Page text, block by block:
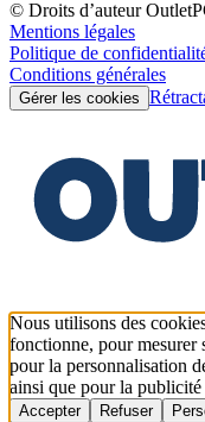
© Droits d’auteur
Mentions légales
Politique de
Conditions générales
Gérer les cookies
Nous utilisons des
fonctionne, pour mesurer
pour la personnalisation
ainsi que pour la publicité
Accepter Refuser